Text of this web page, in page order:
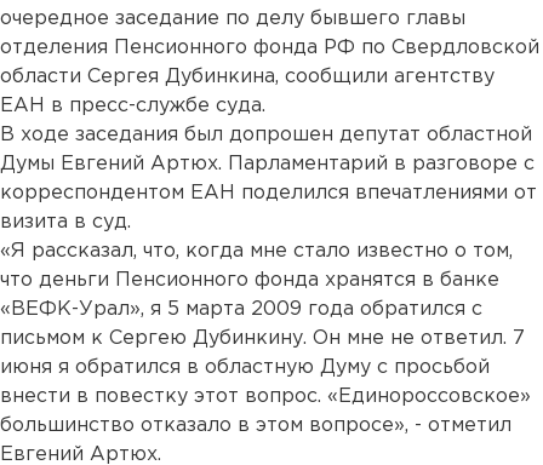
очередное заседание по делу бывшего главы
отделения Пенсионного фонда РФ по Свердловской
области Сергея Дубинкина, сообщили агентству
ЕАН в пресс-службе суда.
В ходе заседания был допрошен депутат областной
Думы Евгений Артюх. Парламентарий в разговоре с
корреспондентом ЕАН поделился впечатлениями от
визита в суд.
«Я рассказал, что, когда мне стало известно о том,
что деньги Пенсионного фонда хранятся в банке
«ВЕФК-Урал», я 5 марта 2009 года обратился с
письмом к Сергею Дубинкину. Он мне не ответил. 7
июня я обратился в областную Думу с просьбой
внести в повестку этот вопрос. «Единороссовское»
большинство отказало в этом вопросе», - отметил
Евгений Артюх.